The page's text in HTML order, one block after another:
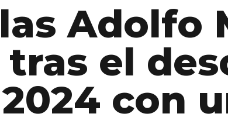
Adolfo
el
con